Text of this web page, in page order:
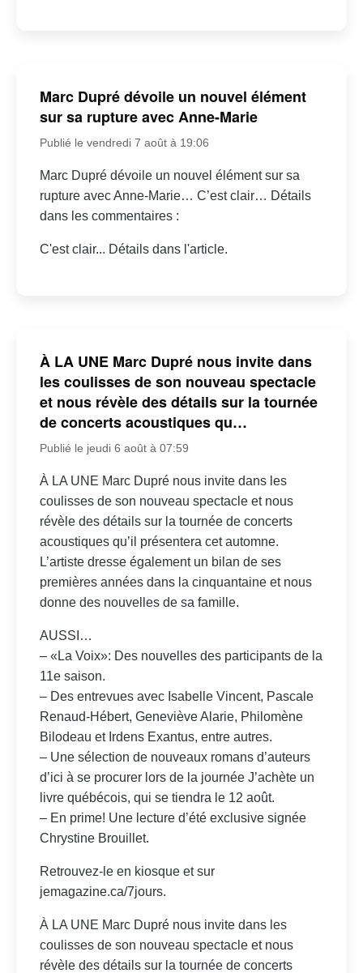
Marc Dupré dévoile un nouvel élément
sur sa rupture avec Anne-Marie
Publié le vendredi 7 août à 19:06
Marc Dupré dévoile un nouvel élément sur sa
rupture avec Anne-Marie… C’est clair… Détails
dans les commentaires :
C'est clair... Détails dans l'article.
À LA UNE Marc Dupré nous invite dans
les coulisses de son nouveau spectacle
et nous révèle des détails sur la tournée
de concerts acoustiques qu…
Publié le jeudi 6 août à 07:59
À LA UNE Marc Dupré nous invite dans les
coulisses de son nouveau spectacle et nous
révèle des détails sur la tournée de concerts
acoustiques qu’il présentera cet automne.
L’artiste dresse également un bilan de ses
premières années dans la cinquantaine et nous
donne des nouvelles de sa famille.
AUSSI…
– «La Voix»: Des nouvelles des participants de la
11e saison.
– Des entrevues avec Isabelle Vincent, Pascale
Renaud-Hébert, Geneviève Alarie, Philomène
Bilodeau et Irdens Exantus, entre autres.
– Une sélection de nouveaux romans d’auteurs
d’ici à se procurer lors de la journée J’achète un
livre québécois, qui se tiendra le 12 août.
– En prime! Une lecture d’été exclusive signée
Chrystine Brouillet.
Retrouvez-le en kiosque et sur
jemagazine.ca/7jours.
À LA UNE Marc Dupré nous invite dans les
coulisses de son nouveau spectacle et nous
révèle des détails sur la tournée de concerts